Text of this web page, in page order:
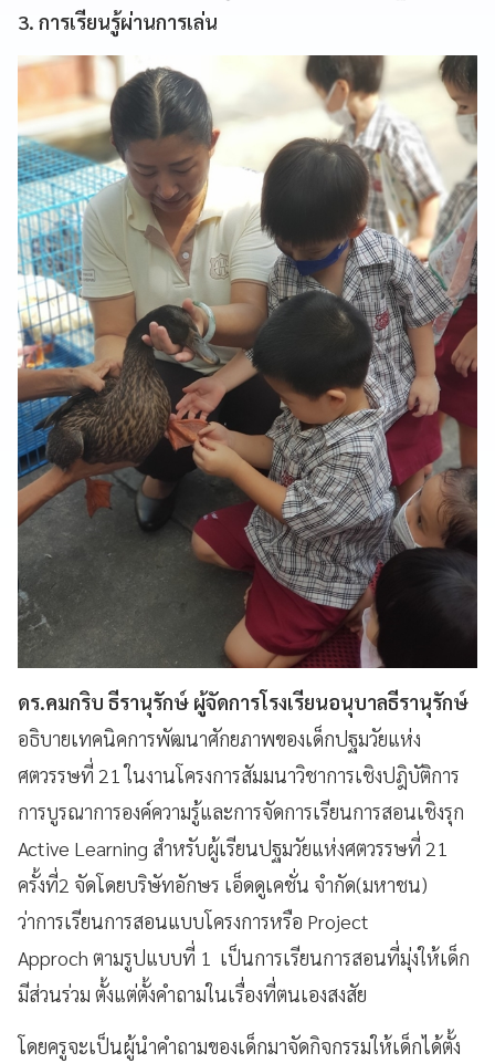
3. การเรียนรู้ผ่านการเล่น
ดร.คมกริบ ธีรานุรักษ์ ผู้จัดการโรงเรียนอนุบาลธีรานุรักษ์
อธิบายเทคนิคการพัฒนาศักยภาพของเด็กปฐมวัยแห่ง
ศตวรรษที่ 21 ในงานโครงการสัมมนาวิชาการเชิงปฎิบัติการ
การบูรณาการองค์ความรู้และการจัดการเรียนการสอนเชิงรุก
Active Learning สำหรับผู้เรียนปฐมวัยแห่งศตวรรษที่ 21
ครั้งที่2 จัดโดยบริษัทอักษร เอ็ดดูเคชั่น จำกัด(มหาชน)
ว่าการเรียนการสอนแบบโครงการหรือ Project
Approch ตามรูปแบบที่ 1 เป็นการเรียนการสอนที่มุ่งให้เด็ก
มีส่วนร่วม ตั้งแต่ตั้งคำถามในเรื่องที่ตนเองสงสัย
โดยครูจะเป็นผู้นำคำถามของเด็กมาจัดกิจกรรมให้เด็กได้ตั้ง